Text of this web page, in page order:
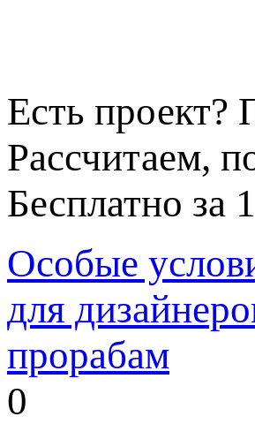
Есть проект?
Рассчитаем,
Бесплатно за
Особые
для
прорабам
0